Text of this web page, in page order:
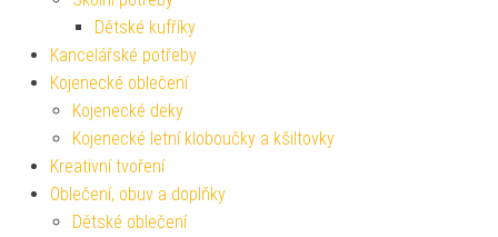
Dětské kufříky
Kancelářské potřeby
Kojenecké oblečení
Kojenecké deky
Kojenecké letní kloboučky a kšiltovky
Kreativní tvoření
Oblečení, obuv a doplňky
Dětské oblečení